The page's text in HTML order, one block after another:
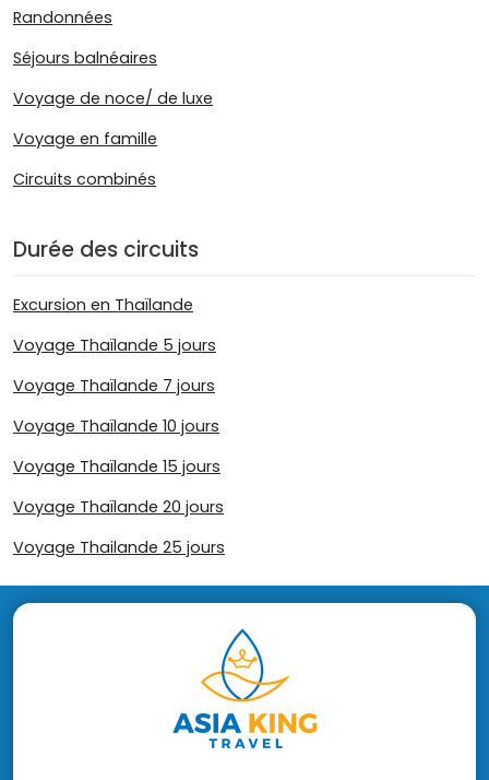
Randonnées
Séjours balnéaires
Voyage de noce/ de luxe
Voyage en famille
Circuits combinés
Durée des circuits
Excursion en Thaïlande
Voyage Thaïlande 5 jours
Voyage Thaïlande 7 jours
Voyage Thaïlande 10 jours
Voyage Thaïlande 15 jours
Voyage Thaïlande 20 jours
Voyage Thailande 25 jours